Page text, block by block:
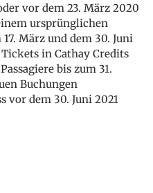
vor dem 23. März 2020
ursprünglichen
März und dem 30. Juni
in Cathay Credits
bis zum 31.
Buchungen
vor dem 30. Juni 2021